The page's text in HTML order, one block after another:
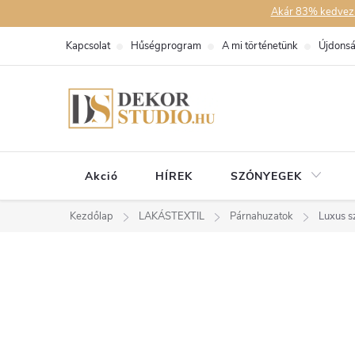
a
Akár 83%
Kapcsolat Hűségprogram A mi történetünk
Akció HÍREK SZŐNYEGEK
Kezdőlap LAKÁSTEXTIL Párnahuzatok Luxus